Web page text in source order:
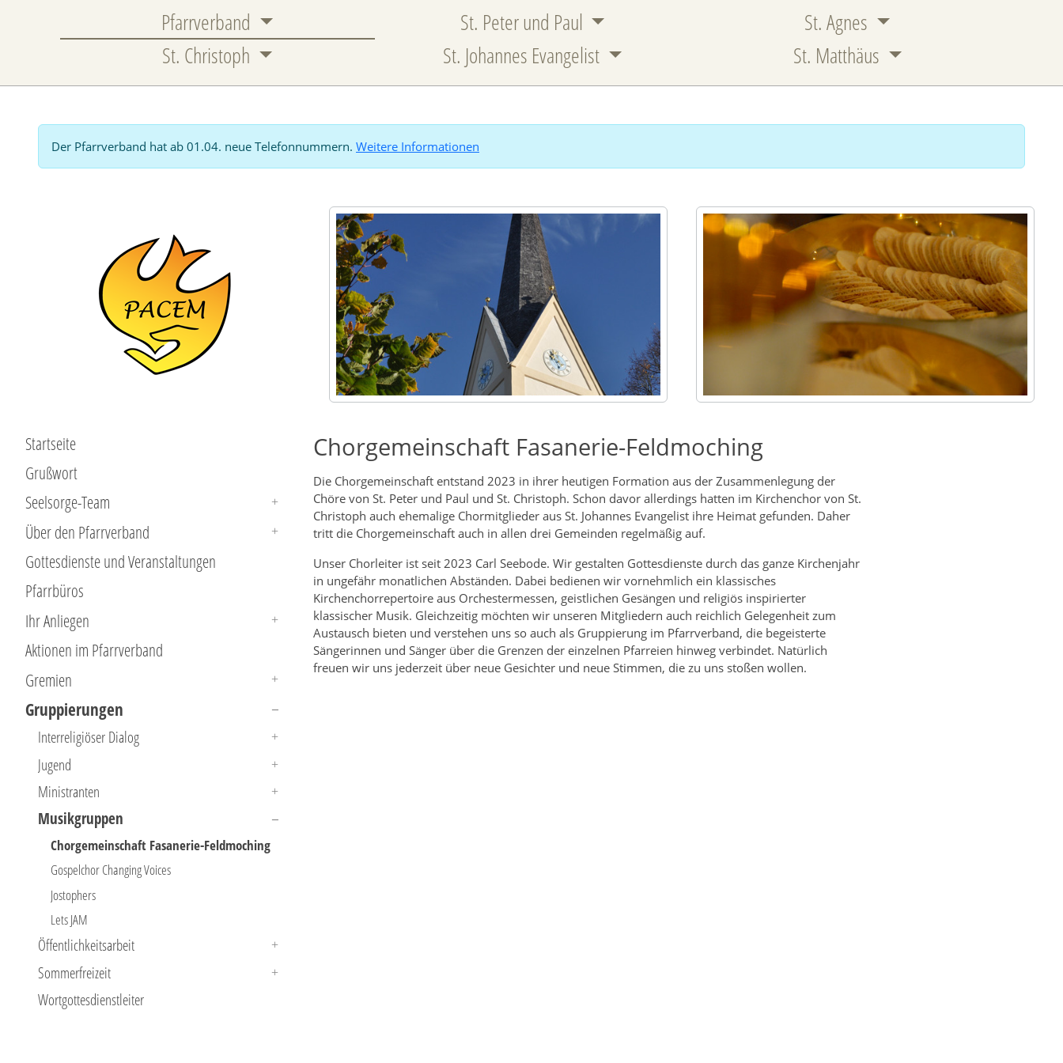
Pfarrverband St. Peter und Paul
St. Agnes
St. Christoph
St. Johannes Evangelist St. Matthäus
Der Pfarrverband hat ab 01.04. neue Telefonnummern. Weitere Informationen
Startseite
Grußwort
Seelsorge-Team
Über den Pfarrverband
Gottesdienste und Veranstaltungen
Pfarrbüros
Ihr Anliegen
Aktionen im Pfarrverband
Gremien
Gruppierungen
Interreligiöser Dialog
Jugend
Ministranten
Musikgruppen
Chorgemeinschaft Fasanerie-Feldmoching
Gospelchor Changing Voices
Jostophers
Lets JAM
Öffentlichkeitsarbeit
Sommerfreizeit
Wortgottesdienstleiter
Chorgemeinschaft Fasanerie-Feldmoching
Die Chorgemeinschaft entstand 2023 in ihrer heutigen Formation aus der Zusammenlegung der
Chöre von St. Peter und Paul und St. Christoph. Schon davor allerdings hatten im Kirchenchor von St.
Christoph auch ehemalige Chormitglieder aus St. Johannes Evangelist ihre Heimat gefunden. Daher
tritt die Chorgemeinschaft auch in allen drei Gemeinden regelmäßig auf.
Unser Chorleiter ist seit 2023 Carl Seebode. Wir gestalten Gottesdienste durch das ganze Kirchenjahr
in ungefähr monatlichen Abständen. Dabei bedienen wir vornehmlich ein klassisches
Kirchenchorrepertoire aus Orchestermessen, geistlichen Gesängen und religiös inspirierter
klassischer Musik. Gleichzeitig möchten wir unseren Mitgliedern auch reichlich Gelegenheit zum
Austausch bieten und verstehen uns so auch als Gruppierung im Pfarrverband, die begeisterte
Sängerinnen und Sänger über die Grenzen der einzelnen Pfarreien hinweg verbindet. Natürlich
freuen wir uns jederzeit über neue Gesichter und neue Stimmen, die zu uns stoßen wollen.